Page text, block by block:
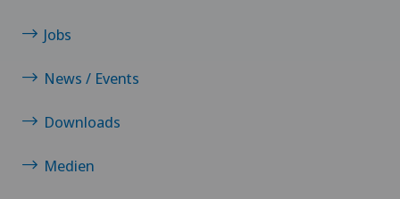
Jobs
News / Events
Downloads
Medien